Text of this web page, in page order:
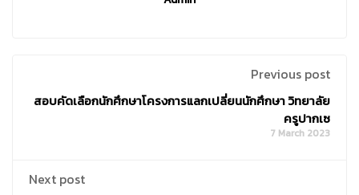
Previous post
สอบคัดเลือกนักศึกษาโครงการแลกเปลี่ยนนักศึกษา วิทยาลัย
ครูปากเซ
7 March 2023
Next post